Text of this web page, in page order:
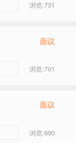
浏览:731
面议
浏览:701
面议
浏览:690